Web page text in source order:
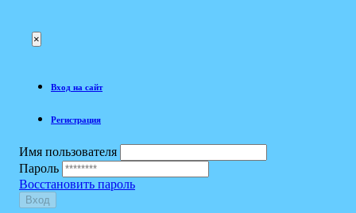
×
Вход на сайт
Регистрация
Имя пользователя
Пароль
Восстановить пароль
Вход